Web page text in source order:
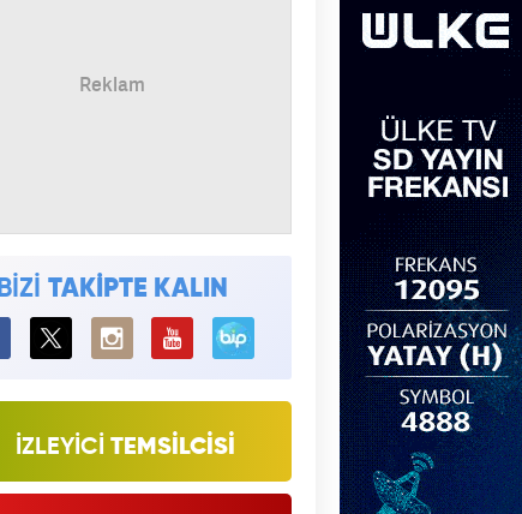
BİZİ TAKİPTE KALIN
BiP
İZLEYİCİ TEMSİLCİSİ